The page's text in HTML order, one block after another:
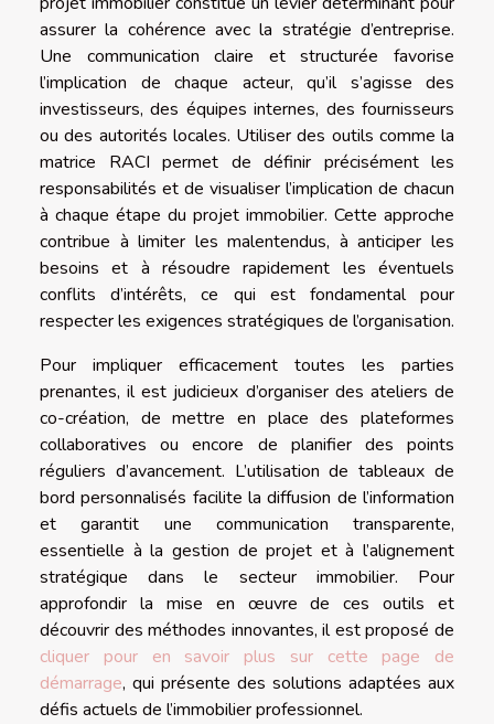
assurer la cohérence avec la stratégie d’entreprise.
Une communication claire et structurée favorise
l’implication de chaque acteur, qu’il s’agisse des
investisseurs, des équipes internes, des fournisseurs
ou des autorités locales. Utiliser des outils comme la
matrice RACI permet de définir précisément les
responsabilités et de visualiser l’implication de chacun
à chaque étape du projet immobilier. Cette approche
contribue à limiter les malentendus, à anticiper les
besoins et à résoudre rapidement les éventuels
conflits d’intérêts, ce qui est fondamental pour
respecter les exigences stratégiques de l’organisation.
Pour impliquer efficacement toutes les parties
prenantes, il est judicieux d’organiser des ateliers de
co-création, de mettre en place des plateformes
collaboratives ou encore de planifier des points
réguliers d’avancement. L’utilisation de tableaux de
bord personnalisés facilite la diffusion de l’information
et garantit une communication transparente,
essentielle à la gestion de projet et à l’alignement
stratégique dans le secteur immobilier. Pour
approfondir la mise en œuvre de ces outils et
découvrir des méthodes innovantes, il est proposé de
cliquer pour en savoir plus sur cette page de
démarrage, qui présente des solutions adaptées aux
défis actuels de l’immobilier professionnel.